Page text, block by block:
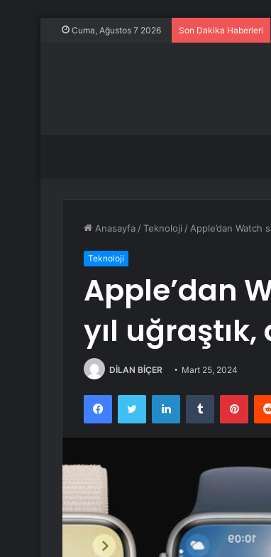
Cuma, Ağustos 7 2026 Son Dakika Haberleri
Anasayfa /Teknoloji / Apple’dan Watch
Teknoloji
Apple’dan
yıl
DİLAN BİÇER Mart 25, 2024
FacebookTwitter LinkedInTumblr